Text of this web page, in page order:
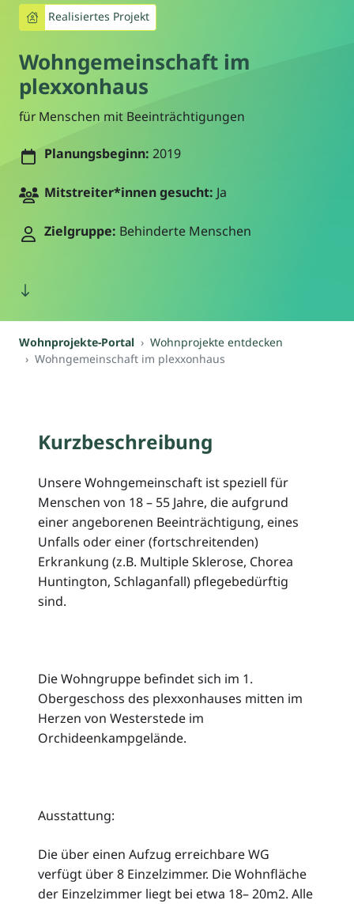
Realisiertes Projekt
Wohngemeinschaft im
plexxonhaus
für Menschen mit Beeinträchtigungen
Planungsbeginn: 2019
Mitstreiter*innen gesucht: Ja
Zielgruppe: Behinderte Menschen
Wohnprojekte-Portal
Wohnprojekte entdecken
Wohngemeinschaft im plexxonhaus
Kurzbeschreibung
Unsere Wohngemeinschaft ist speziell für
Menschen von 18 – 55 Jahre, die aufgrund
einer angeborenen Beeinträchtigung, eines
Unfalls oder einer (fortschreitenden)
Erkrankung (z.B. Multiple Sklerose, Chorea
Huntington, Schlaganfall) pflegebedürftig
sind.
Die Wohngruppe befindet sich im 1.
Obergeschoss des plexxonhauses mitten im
Herzen von Westerstede im
Orchideenkampgelände.
Ausstattung:
Die über einen Aufzug erreichbare WG
verfügt über 8 Einzelzimmer. Die Wohnfläche
der Einzelzimmer liegt bei etwa 18– 20m2. Alle